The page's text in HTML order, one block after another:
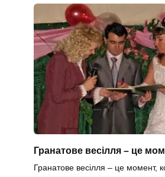
Гранатове весілля – це
Гранатове весілля – це момент,